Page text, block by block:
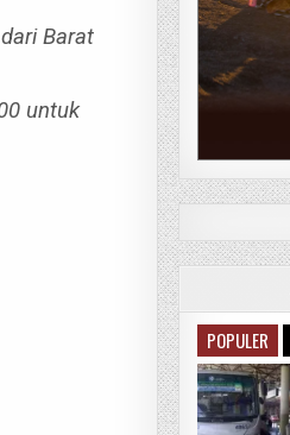
Barat
untuk
POPULER